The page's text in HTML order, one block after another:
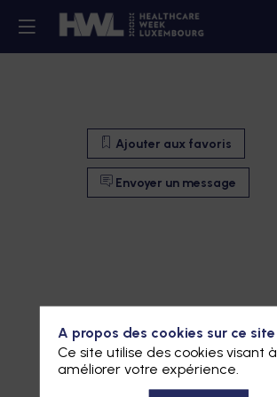
Ajouter aux favoris
Envoyer un message
Ajouter aux favoris
A propos des cookies sur ce site
Ce site utilise des cookies visant à
améliorer votre expérience.